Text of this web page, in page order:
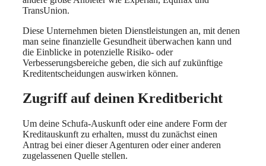
TransUnion.
Diese Unternehmen bieten Dienstleistungen an, mit denen
man seine finanzielle Gesundheit überwachen kann und
die Einblicke in potenzielle Risiko- oder
Verbesserungsbereiche geben, die sich auf zukünftige
Kreditentscheidungen auswirken können.
Zugriff auf deinen Kreditbericht
Um deine Schufa-Auskunft oder eine andere Form der
Kreditauskunft zu erhalten, musst du zunächst einen
Antrag bei einer dieser Agenturen oder einer anderen
zugelassenen Quelle stellen.